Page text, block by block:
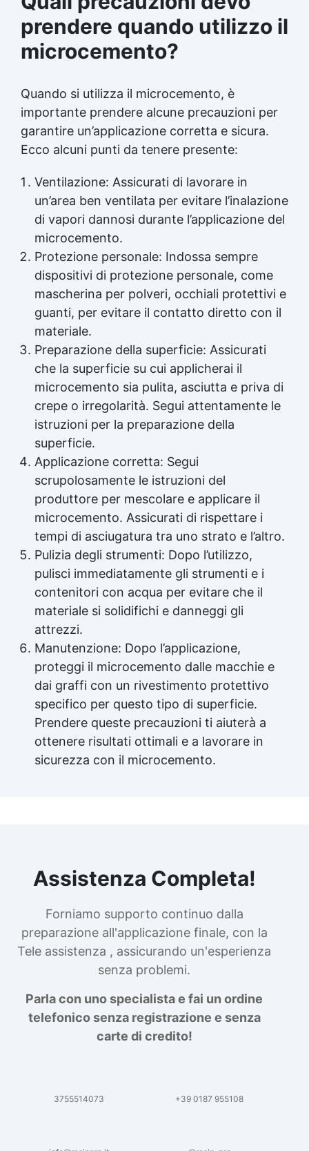
prendere quando utilizzo il
microcemento?
Quando si utilizza il microcemento, è
importante prendere alcune precauzioni per
garantire un’applicazione corretta e sicura.
Ecco alcuni punti da tenere presente:
Ventilazione: Assicurati di lavorare in
un’area ben ventilata per evitare l’inalazione
di vapori dannosi durante l’applicazione del
microcemento.
Protezione personale: Indossa sempre
dispositivi di protezione personale, come
mascherina per polveri, occhiali protettivi e
guanti, per evitare il contatto diretto con il
materiale.
Preparazione della superficie: Assicurati
che la superficie su cui applicherai il
microcemento sia pulita, asciutta e priva di
crepe o irregolarità. Segui attentamente le
istruzioni per la preparazione della
superficie.
Applicazione corretta: Segui
scrupolosamente le istruzioni del
produttore per mescolare e applicare il
microcemento. Assicurati di rispettare i
tempi di asciugatura tra uno strato e l’altro.
Pulizia degli strumenti: Dopo l’utilizzo,
pulisci immediatamente gli strumenti e i
contenitori con acqua per evitare che il
materiale si solidifichi e danneggi gli
attrezzi.
Manutenzione: Dopo l’applicazione,
proteggi il microcemento dalle macchie e
dai graffi con un rivestimento protettivo
specifico per questo tipo di superficie.
Prendere queste precauzioni ti aiuterà a
ottenere risultati ottimali e a lavorare in
sicurezza con il microcemento.
Assistenza Completa!
Forniamo supporto continuo dalla
preparazione all'applicazione finale, con la
Tele assistenza , assicurando un'esperienza
senza problemi.
Parla con uno specialista e fai un ordine
telefonico senza registrazione e senza
carte di credito!
3755514073 +39 0187 955108